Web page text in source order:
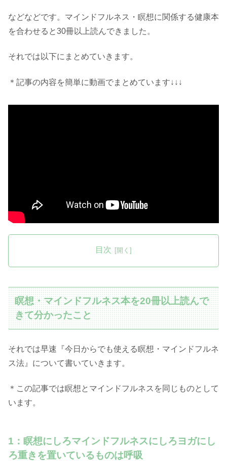
などなどです。マインドフルネス・瞑想に関係する健康本
を合わせると30冊以上読んできました。
それでは以下にまとめていきます。
＊記事の内容を簡単に動画でまとめています↓↓↓
目次
瞑想・マインドフルネス本を20冊以上読んで
きて分かったこと
それでは早速『今日からでも使える瞑想・マインドフルネ
ス法』について書いていきます。
＊この記事では瞑想とマインドフルネスを同じものとして
います。
1：瞑想にしろマインドフルネスにしろヨガにし
ろ重きを置いているものは呼吸